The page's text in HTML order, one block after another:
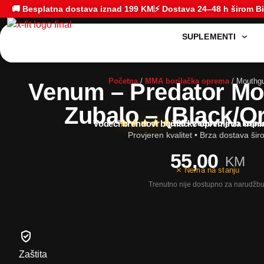
🚚 Besplatna dostava iznad 199 KM⚡ Dostava 24–48 h širom
SUPLEMENTI
Početna/ MMA borilačka oprema/
Venum – Predator
Zubalo – (Black/
108+ zadovoljnih
Vodeći brendovi borilačke opreme za
Provjeren kvalitet • Brza dostava
55,00 KM
⨯ Nema na stanju
Zaštita